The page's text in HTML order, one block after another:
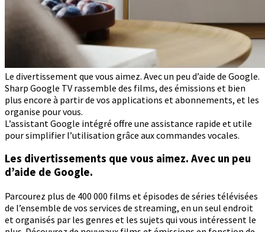
Le divertissement que vous aimez. Avec un peu d’aide de Google.
Sharp Google TV rassemble des films, des émissions et bien
plus encore à partir de vos applications et abonnements, et les
organise pour vous.
L’assistant Google intégré offre une assistance rapide et utile
pour simplifier l’utilisation grâce aux commandes vocales.
Les divertissements que vous aimez. Avec un peu
d’aide de Google.
Parcourez plus de 400 000 films et épisodes de séries télévisées
de l’ensemble de vos services de streaming, en un seul endroit
et organisés par les genres et les sujets qui vous intéressent le